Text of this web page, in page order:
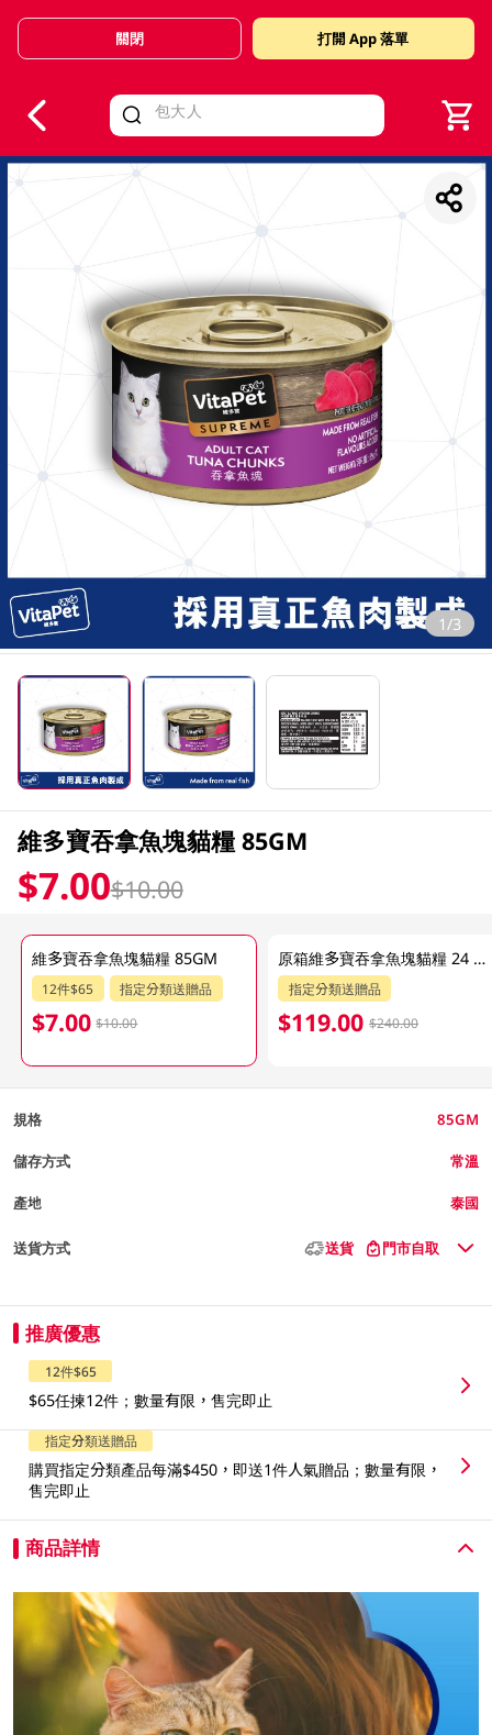
Valid Until 30 June 2026
關閉 打開 App 落單
1/3
維多寶吞拿魚塊貓糧 85GM
$7.00$10.00
維多寶吞拿魚塊貓糧 85GM
12件$65 指定分類送贈品
$7.00 $10.00
原箱維多寶吞拿魚塊貓糧 24 X 85GM
指定分類送贈品
$119.00 $240.00
規格 85GM
儲存方式 常溫
產地 泰國
送貨方式 送貨 門市自取
推廣優惠
12件$65
$65任揀12件；數量有限，售完即止
指定分類送贈品
購買指定分類產品每滿$450，即送1件人氣贈品；數量有限，
售完即止
商品詳情